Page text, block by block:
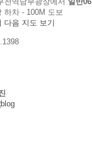
하차 - 100M 도보
다음 지도 보기